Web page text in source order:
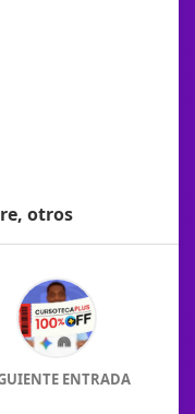
otros
ENTRADA